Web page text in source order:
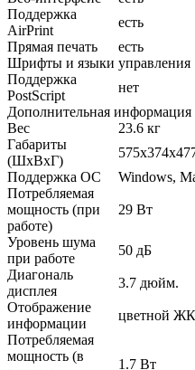
Поддержка
AirPrint
есть
Прямая печать
есть
Шрифты и языки управления
Поддержка
PostScript
нет
Дополнительная информация
Вес
23.6 кг
Габариты
(ШхВхГ)
Поддержка ОС
Windows,
Потребляемая
мощность (при
работе)
29 Вт
Уровень шума
при работе
50 дБ
Диагональ
дисплея
3.7 дюйм.
Отображение
информации
цветной
Потребляемая
мощность (в
1.7 Вт